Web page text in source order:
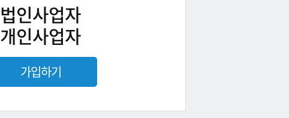
법인사업자
개인사업자
가입하기